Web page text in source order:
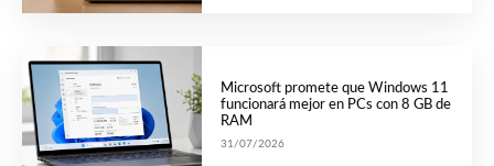
Microsoft promete que Windows 11
funcionará mejor en PCs con 8 GB de
RAM
31/07/2026